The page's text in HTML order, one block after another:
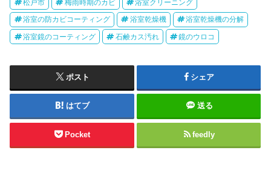
松戸市 梅雨時期のカビ 浴室クリーニング
浴室の防カビコーティング 浴室乾燥機 浴室乾燥機の分解
浴室鏡のコーティング 石鹸カス汚れ 鏡のウロコ
ポスト シェア
はてブ 送る
Pocket feedly